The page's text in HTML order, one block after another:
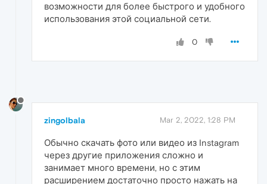
возможности для более быстрого и удобного
использования этой социальной сети.
0
zingolbala Mar 2, 2022, 1:28 PM
Обычно скачать фото или видео из Instagram
через другие приложения сложно и
занимает много времени, но с этим
расширением достаточно просто нажать на